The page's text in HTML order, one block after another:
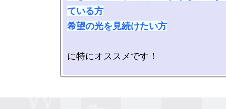
ている方
希望の光を見続けたい方
に特にオススメです！